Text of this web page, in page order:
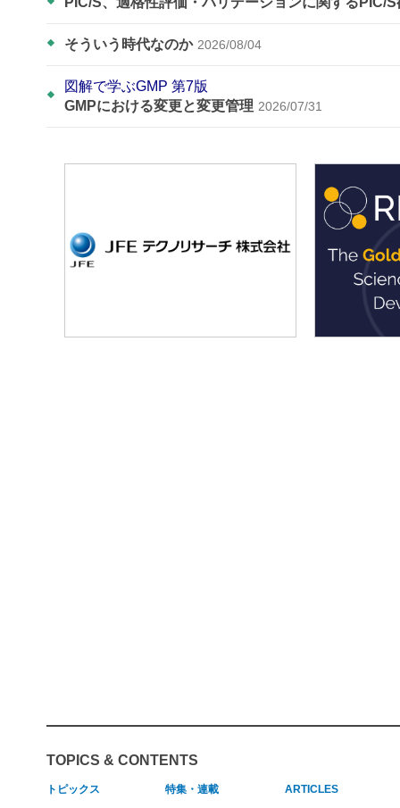
そういう時代なのか 2026/08/04
図解で学ぶGMP 第7版
GMPにおける変更と変更管理 2026/07/31
TOPICS & CONTENTS
トピックス 特集・連載 ARTICLES